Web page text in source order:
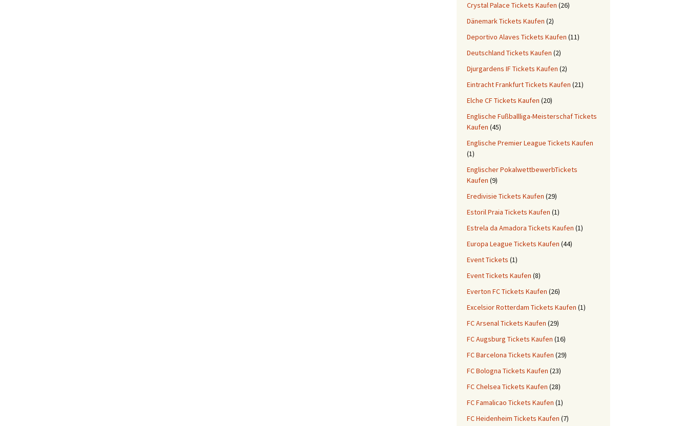
Crystal Palace Tickets Kaufen (26)
Dänemark Tickets Kaufen (2)
Deportivo Alaves Tickets Kaufen (11)
Deutschland Tickets Kaufen (2)
Djurgardens IF Tickets Kaufen (2)
Eintracht Frankfurt Tickets Kaufen (21)
Elche CF Tickets Kaufen (20)
Englische Fußballliga-Meisterschaf Tickets
Kaufen (45)
Englische Premier League Tickets Kaufen
(1)
Englischer PokalwettbewerbTickets
Kaufen (9)
Eredivisie Tickets Kaufen (29)
Estoril Praia Tickets Kaufen (1)
Estrela da Amadora Tickets Kaufen (1)
Europa League Tickets Kaufen (44)
Event Tickets (1)
Event Tickets Kaufen (8)
Everton FC Tickets Kaufen (26)
Excelsior Rotterdam Tickets Kaufen (1)
FC Arsenal Tickets Kaufen (29)
FC Augsburg Tickets Kaufen (16)
FC Barcelona Tickets Kaufen (29)
FC Bologna Tickets Kaufen (23)
FC Chelsea Tickets Kaufen (28)
FC Famalicao Tickets Kaufen (1)
FC Heidenheim Tickets Kaufen (7)